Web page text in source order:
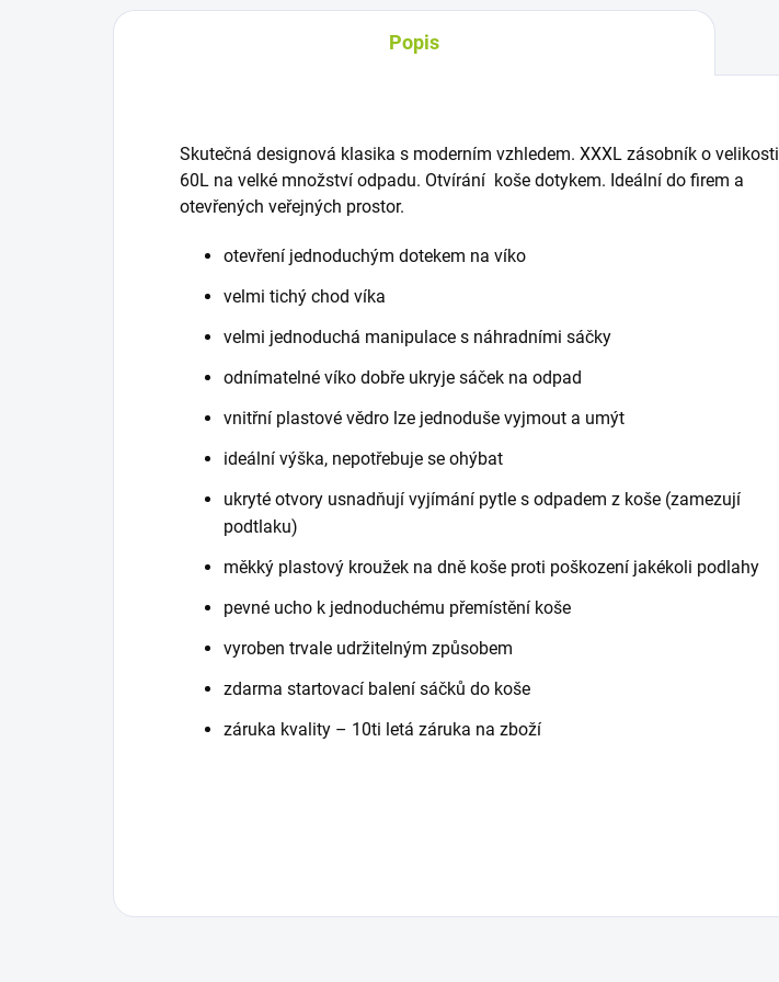
Popis
Skutečná designová klasika s moderním vzhledem. XXXL zásobník o velikosti
60L na velké množství odpadu. Otvírání koše dotykem. Ideální do firem a
otevřených veřejných prostor.
otevření jednoduchým dotekem na víko
velmi tichý chod víka
velmi jednoduchá manipulace s náhradními sáčky
odnímatelné víko dobře ukryje sáček na odpad
vnitřní plastové vědro lze jednoduše vyjmout a umýt
ideální výška, nepotřebuje se ohýbat
ukryté otvory usnadňují vyjímání pytle s odpadem z koše (zamezují
podtlaku)
měkký plastový kroužek na dně koše proti poškození jakékoli podlahy
pevné ucho k jednoduchému přemístění koše
vyroben trvale udržitelným způsobem
zdarma startovací balení sáčků do koše
záruka kvality – 10ti letá záruka na zboží